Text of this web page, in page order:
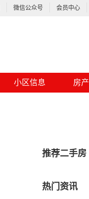
微信公众号 会员中心
小区信息 房
推荐二手房
热门资讯